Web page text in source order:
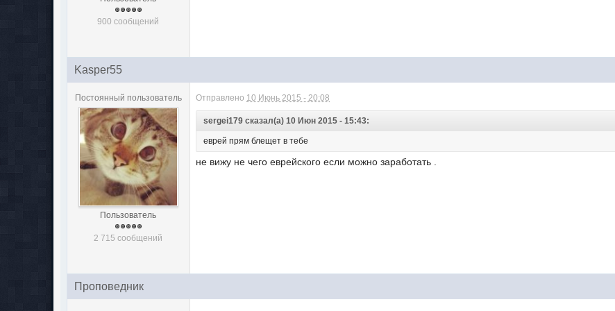
900 сообщений
Kasper55
Постоянный пользователь
Пользователь
2 715 сообщений
Отправлено 10 Июнь 2015 - 20:08
sergei179 сказал(а) 10 Июн 2015 - 15:43:
еврей прям блещет в тебе
не вижу не чего еврейского если можно заработать .
Проповедник